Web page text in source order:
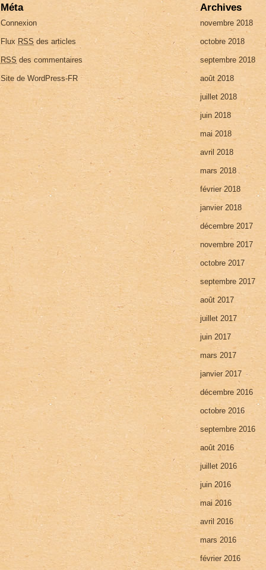
Méta
Connexion
Flux RSS des articles
RSS des commentaires
Site de WordPress-FR
Archives
novembre 2018
octobre 2018
septembre 2018
août 2018
juillet 2018
juin 2018
mai 2018
avril 2018
mars 2018
février 2018
janvier 2018
décembre 2017
novembre 2017
octobre 2017
septembre 2017
août 2017
juillet 2017
juin 2017
mars 2017
janvier 2017
décembre 2016
octobre 2016
septembre 2016
août 2016
juillet 2016
juin 2016
mai 2016
avril 2016
mars 2016
février 2016